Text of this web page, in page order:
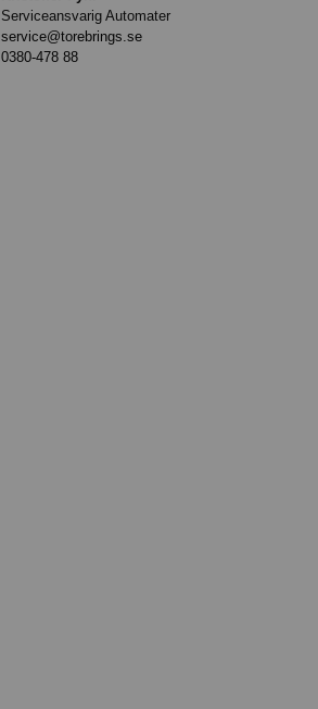
Serviceansvarig Automater
service@torebrings.se
0380-478 88